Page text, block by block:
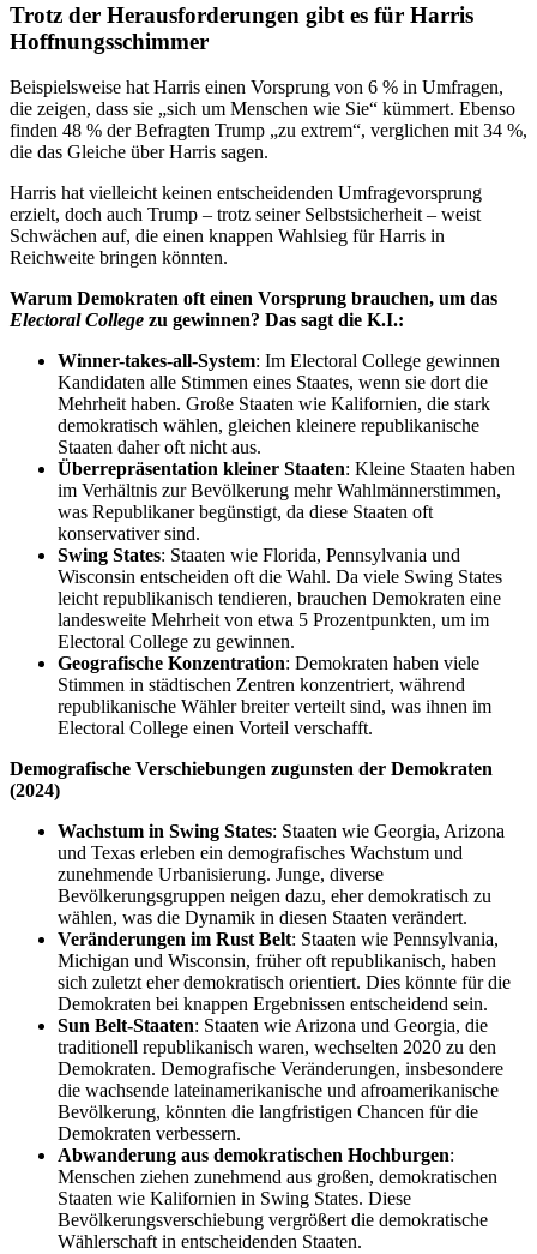
Trotz der Herausforderungen gibt es für Harris
Hoffnungsschimmer
Beispielsweise hat Harris einen Vorsprung von 6 % in Umfragen,
die zeigen, dass sie „sich um Menschen wie Sie“ kümmert. Ebenso
finden 48 % der Befragten Trump „zu extrem“, verglichen mit 34 %,
die das Gleiche über Harris sagen.
Harris hat vielleicht keinen entscheidenden Umfragevorsprung
erzielt, doch auch Trump – trotz seiner Selbstsicherheit – weist
Schwächen auf, die einen knappen Wahlsieg für Harris in
Reichweite bringen könnten.
Warum Demokraten oft einen Vorsprung brauchen, um das
Electoral College zu gewinnen? Das sagt die K.I.:
Winner-takes-all-System: Im Electoral College gewinnen
Kandidaten alle Stimmen eines Staates, wenn sie dort die
Mehrheit haben. Große Staaten wie Kalifornien, die stark
demokratisch wählen, gleichen kleinere republikanische
Staaten daher oft nicht aus.
Überrepräsentation kleiner Staaten: Kleine Staaten haben
im Verhältnis zur Bevölkerung mehr Wahlmännerstimmen,
was Republikaner begünstigt, da diese Staaten oft
konservativer sind.
Swing States: Staaten wie Florida, Pennsylvania und
Wisconsin entscheiden oft die Wahl. Da viele Swing States
leicht republikanisch tendieren, brauchen Demokraten eine
landesweite Mehrheit von etwa 5 Prozentpunkten, um im
Electoral College zu gewinnen.
Geografische Konzentration: Demokraten haben viele
Stimmen in städtischen Zentren konzentriert, während
republikanische Wähler breiter verteilt sind, was ihnen im
Electoral College einen Vorteil verschafft.
Demografische Verschiebungen zugunsten der Demokraten
(2024)
Wachstum in Swing States: Staaten wie Georgia, Arizona
und Texas erleben ein demografisches Wachstum und
zunehmende Urbanisierung. Junge, diverse
Bevölkerungsgruppen neigen dazu, eher demokratisch zu
wählen, was die Dynamik in diesen Staaten verändert.
Veränderungen im Rust Belt: Staaten wie Pennsylvania,
Michigan und Wisconsin, früher oft republikanisch, haben
sich zuletzt eher demokratisch orientiert. Dies könnte für die
Demokraten bei knappen Ergebnissen entscheidend sein.
Sun Belt-Staaten: Staaten wie Arizona und Georgia, die
traditionell republikanisch waren, wechselten 2020 zu den
Demokraten. Demografische Veränderungen, insbesondere
die wachsende lateinamerikanische und afroamerikanische
Bevölkerung, könnten die langfristigen Chancen für die
Demokraten verbessern.
Abwanderung aus demokratischen Hochburgen:
Menschen ziehen zunehmend aus großen, demokratischen
Staaten wie Kalifornien in Swing States. Diese
Bevölkerungsverschiebung vergrößert die demokratische
Wählerschaft in entscheidenden Staaten.